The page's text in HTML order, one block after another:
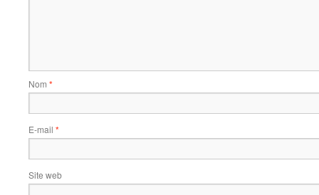
Nom *
E-mail *
Site web